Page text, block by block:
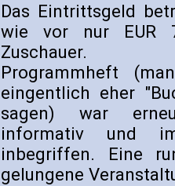
Das Eintrittsgeld
wie vor nur EUR
Programmheft
eingentlich eher
sagen) war
informativ und
inbegriffen. Eine
gelungene